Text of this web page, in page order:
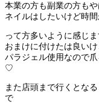
本業の方も副業の方もや
ネイルはしたいけど時間
って方多いように感じま
おまけに付けたは良い
パラジェル使用なので
♡
また店頭まで行くとな
で